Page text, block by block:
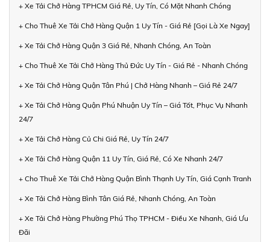
+ Xe Tải Chở Hàng TPHCM Giá Rẻ, Uy Tín, Có Mặt Nhanh Chóng
+ Cho Thuê Xe Tải Chở Hàng Quận 1 Uy Tín - Giá Rẻ [Gọi Là Xe Ngay]
+ Xe Tải Chở Hàng Quận 3 Giá Rẻ, Nhanh Chóng, An Toàn
+ Cho Thuê Xe Tải Chở Hàng Thủ Đức Uy Tín - Giá Rẻ - Nhanh Chóng
+ Xe Tải Chở Hàng Quận Tân Phú | Chở Hàng Nhanh – Giá Rẻ 24/7
+ Xe Tải Chở Hàng Quận Phú Nhuận Uy Tín – Giá Tốt, Phục Vụ Nhanh
24/7
+ Xe Tải Chở Hàng Củ Chi Giá Rẻ, Uy Tín 24/7
+ Xe Tải Chở Hàng Quận 11 Uy Tín, Giá Rẻ, Có Xe Nhanh 24/7
+ Cho Thuê Xe Tải Chở Hàng Quận Bình Thạnh Uy Tín, Giá Cạnh Tranh
+ Xe Tải Chở Hàng Bình Tân Giá Rẻ, Nhanh Chóng, An Toàn
+ Xe Tải Chở Hàng Phường Phú Thọ TPHCM - Điều Xe Nhanh, Giá Ưu
Đãi